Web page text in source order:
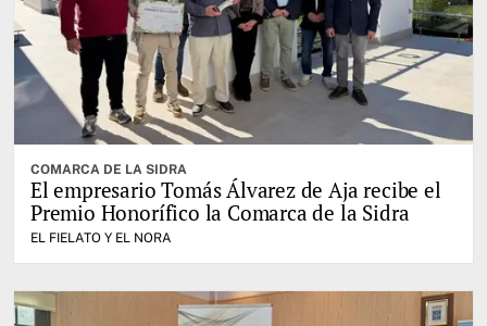
COMARCA DE LA SIDRA
El empresario Tomás Álvarez de Aja recibe el
Premio Honorífico la Comarca de la Sidra
EL FIELATO Y EL NORA